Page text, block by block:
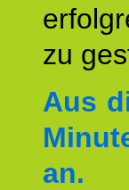
zu
Aus
an.